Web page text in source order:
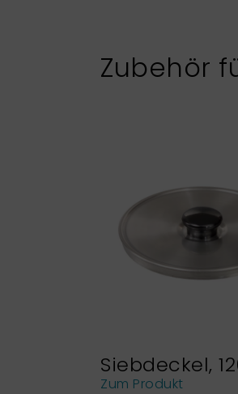
Zubehör
Siebdeckel,
Zum Produkt